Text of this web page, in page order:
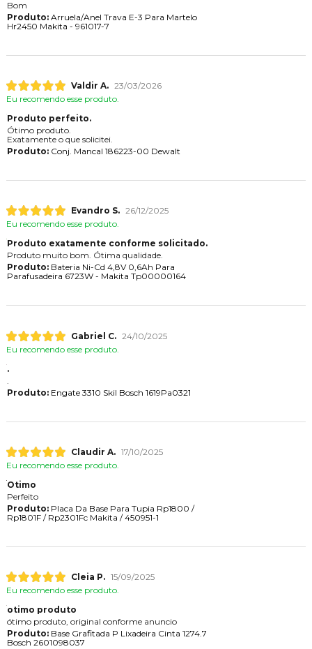
Bom
Produto:Arruela/Anel Trava E-3 Para Martelo
Hr2450 Makita - 961017-7
Valdir A. 23/03/2026
Eu recomendo esse produto.
Produto perfeito.
Ótimo produto.
Exatamente o que solicitei.
Produto:Conj. Mancal 186223-00 Dewalt
Evandro S. 26/12/2025
Eu recomendo esse produto.
Produto exatamente conforme solicitado.
Produto muito bom. Ótima qualidade.
Produto:Bateria Ni-Cd 4,8V 0,6Ah Para
Parafusadeira 6723W - Makita Tp00000164
Gabriel C. 24/10/2025
Eu recomendo esse produto.
.
Produto:Engate 3310 Skil Bosch 1619Pa0321
Claudir A. 17/10/2025
Eu recomendo esse produto.
Otimo
Perfeito
Produto:Placa Da Base Para Tupia Rp1800 /
Rp1801F / Rp2301Fc Makita / 450951-1
Cleia P. 15/09/2025
Eu recomendo esse produto.
otimo produto
ótimo produto, original conforme anuncio
Produto:Base Grafitada P Lixadeira Cinta 1274.7
Bosch 2601098037